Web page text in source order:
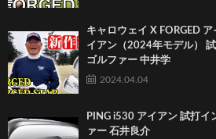
キャロウェイ X FORGED
イアン（2024年モデル）
ゴルファー 中井学
2024.04.04
PING i530 アイアン 試打イ
ァー 石井良介